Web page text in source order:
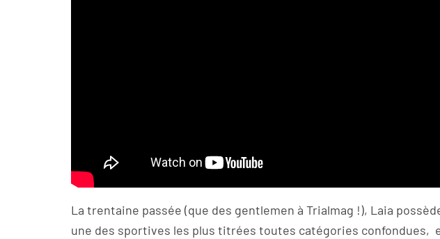
La trentaine passée (que des gentlemen à Trialmag !), Laia
une des sportives les plus titrées toutes catégories confondues,